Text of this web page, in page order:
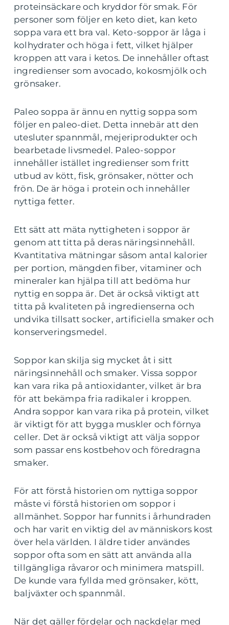
proteinsäckare och kryddor för smak. För
personer som följer en keto diet, kan keto
soppa vara ett bra val. Keto-soppor är låga i
kolhydrater och höga i fett, vilket hjälper
kroppen att vara i ketos. De innehåller oftast
ingredienser som avocado, kokosmjölk och
grönsaker.
Paleo soppa är ännu en nyttig soppa som
följer en paleo-diet. Detta innebär att den
utesluter spannmål, mejeriprodukter och
bearbetade livsmedel. Paleo-soppor
innehåller istället ingredienser som fritt
utbud av kött, fisk, grönsaker, nötter och
frön. De är höga i protein och innehåller
nyttiga fetter.
Ett sätt att mäta nyttigheten i soppor är
genom att titta på deras näringsinnehåll.
Kvantitativa mätningar såsom antal kalorier
per portion, mängden fiber, vitaminer och
mineraler kan hjälpa till att bedöma hur
nyttig en soppa är. Det är också viktigt att
titta på kvaliteten på ingredienserna och
undvika tillsatt socker, artificiella smaker och
konserveringsmedel.
Soppor kan skilja sig mycket åt i sitt
näringsinnehåll och smaker. Vissa soppor
kan vara rika på antioxidanter, vilket är bra
för att bekämpa fria radikaler i kroppen.
Andra soppor kan vara rika på protein, vilket
är viktigt för att bygga muskler och förnya
celler. Det är också viktigt att välja soppor
som passar ens kostbehov och föredragna
smaker.
För att förstå historien om nyttiga soppor
måste vi förstå historien om soppor i
allmänhet. Soppor har funnits i århundraden
och har varit en viktig del av människors kost
över hela världen. I äldre tider användes
soppor ofta som en sätt att använda alla
tillgängliga råvaror och minimera matspill.
De kunde vara fyllda med grönsaker, kött,
baljväxter och spannmål.
När det gäller fördelar och nackdelar med